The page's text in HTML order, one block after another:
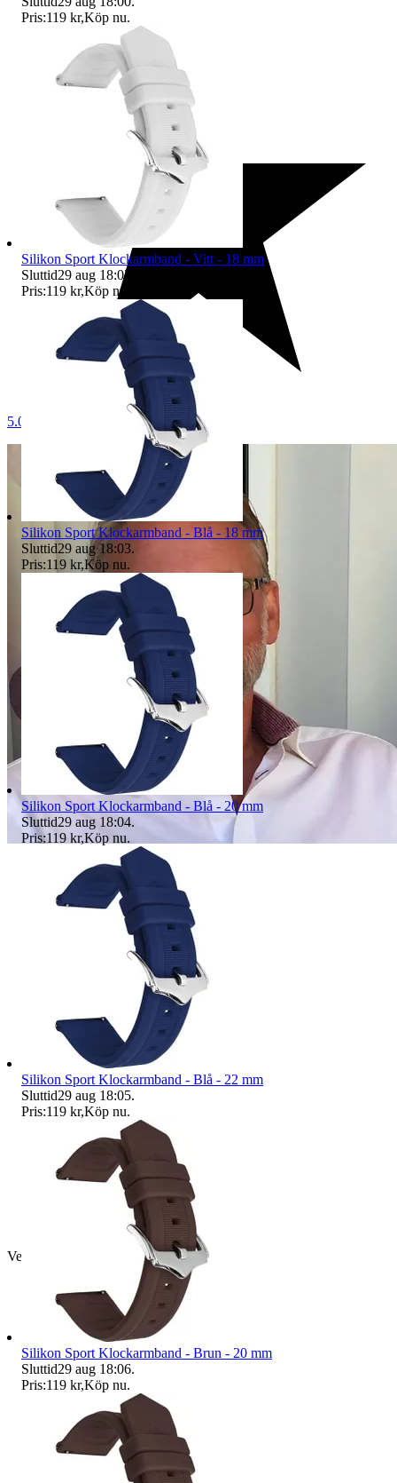
5.0
Verifierad
Pris:119 kr,Köp nu.
Silikon Sport Klockarmband - Vitt - 18 mm
Sluttid29 aug 18:02
Pris:119 kr,Köp nu
Silikon Sport Klockarmband - Blå - 18 mm
Sluttid29 aug 18:03.
Pris:119 kr,Köp nu.
Silikon Sport Klockarmband - Blå - 20 mm
Sluttid29 aug 18:04.
Pris:119 kr,Köp nu.
Silikon Sport Klockarmband - Blå - 22 mm
Sluttid29 aug 18:05.
Pris:119 kr,Köp nu.
Silikon Sport Klockarmband - Brun - 20 mm
Sluttid29 aug 18:06.
Pris:119 kr,Köp nu.